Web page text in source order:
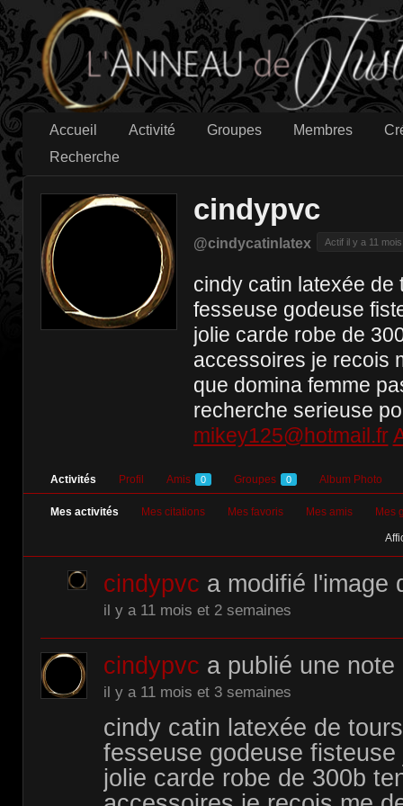
Accueil Activité Groupes Membres
Recherche
cindypvc
@cindycatinlatex Actif il y a 11 mois
cindy catin latexée
fesseuse godeuse
jolie carde robe de
accessoires je recois
que domina femme
recherche serieuse
mikey125@hotmail.fr
Activités Profil Amis 0 Groupes 0 Album Photo
Mes activités Mes citations Mes favoris Mes amis Mes
cindypvc a modifié l'image
il y a 11 mois et 2 semaines
cindypvc a publié une note
il y a 11 mois et 3 semaines
cindy catin latexée de
fesseuse godeuse
jolie carde robe de 300b